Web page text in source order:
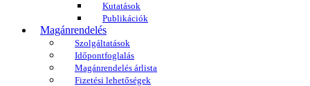
Kutatások
Publikációk
Magánrendelés
Szolgáltatások
Időpontfoglalás
Magánrendelés árlista
Fizetési lehetőségek